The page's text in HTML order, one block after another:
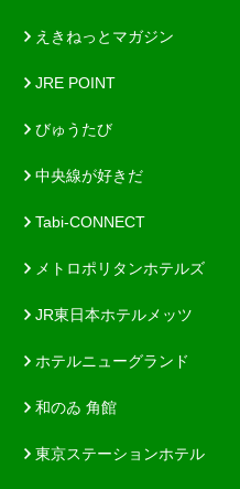
えきねっとマガジン
JRE POINT
びゅうたび
中央線が好きだ
Tabi-CONNECT
メトロポリタンホテルズ
JR東日本ホテルメッツ
ホテルニューグランド
和のゐ 角館
東京ステーションホテル